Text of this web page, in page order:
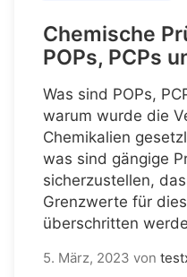
Chemische
POPs, PCPs
Was sind POPs,
warum wurde die
Chemikalien
was sind gängige
sicherzustellen,
Grenzwerte für
überschritten
5. März, 2023 von